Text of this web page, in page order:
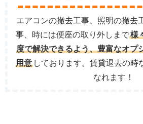
エアコンの撤去工事、照明の撤去
事、時には便座の取り外しまで様
度で解決できるよう、豊富なオプ
用意 しております。賃貸退去の時
なれます！